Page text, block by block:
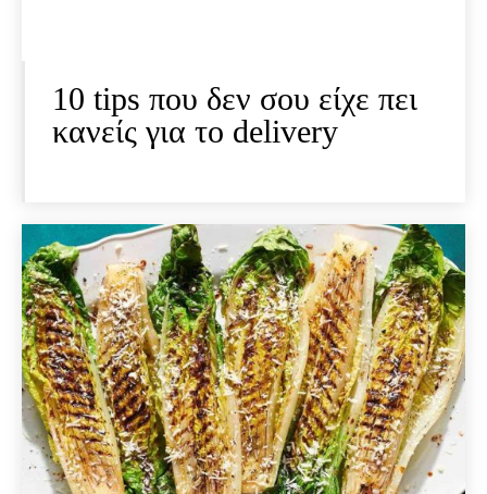
10 tips που δεν σου είχε πει
κανείς για το delivery